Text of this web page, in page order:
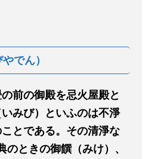
でん）
前の御殿を忌火屋殿と
みび）といふのは不淨
とである。その清淨な
のときの御饌（みけ）、